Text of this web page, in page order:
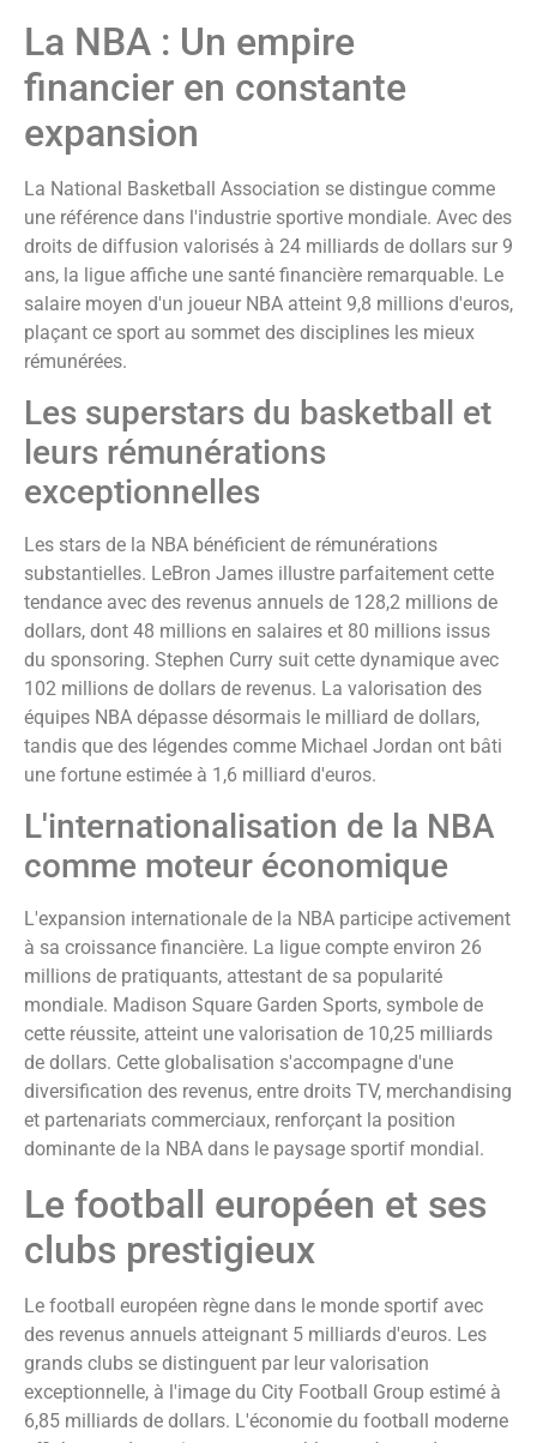
La NBA : Un empire
financier en constante
expansion
La National Basketball Association se distingue comme
une référence dans l'industrie sportive mondiale. Avec des
droits de diffusion valorisés à 24 milliards de dollars sur 9
ans, la ligue affiche une santé financière remarquable. Le
salaire moyen d'un joueur NBA atteint 9,8 millions d'euros,
plaçant ce sport au sommet des disciplines les mieux
rémunérées.
Les superstars du basketball et
leurs rémunérations
exceptionnelles
Les stars de la NBA bénéficient de rémunérations
substantielles. LeBron James illustre parfaitement cette
tendance avec des revenus annuels de 128,2 millions de
dollars, dont 48 millions en salaires et 80 millions issus
du sponsoring. Stephen Curry suit cette dynamique avec
102 millions de dollars de revenus. La valorisation des
équipes NBA dépasse désormais le milliard de dollars,
tandis que des légendes comme Michael Jordan ont bâti
une fortune estimée à 1,6 milliard d'euros.
L'internationalisation de la NBA
comme moteur économique
L'expansion internationale de la NBA participe activement
à sa croissance financière. La ligue compte environ 26
millions de pratiquants, attestant de sa popularité
mondiale. Madison Square Garden Sports, symbole de
cette réussite, atteint une valorisation de 10,25 milliards
de dollars. Cette globalisation s'accompagne d'une
diversification des revenus, entre droits TV, merchandising
et partenariats commerciaux, renforçant la position
dominante de la NBA dans le paysage sportif mondial.
Le football européen et ses
clubs prestigieux
Le football européen règne dans le monde sportif avec
des revenus annuels atteignant 5 milliards d'euros. Les
grands clubs se distinguent par leur valorisation
exceptionnelle, à l'image du City Football Group estimé à
6,85 milliards de dollars. L'économie du football moderne